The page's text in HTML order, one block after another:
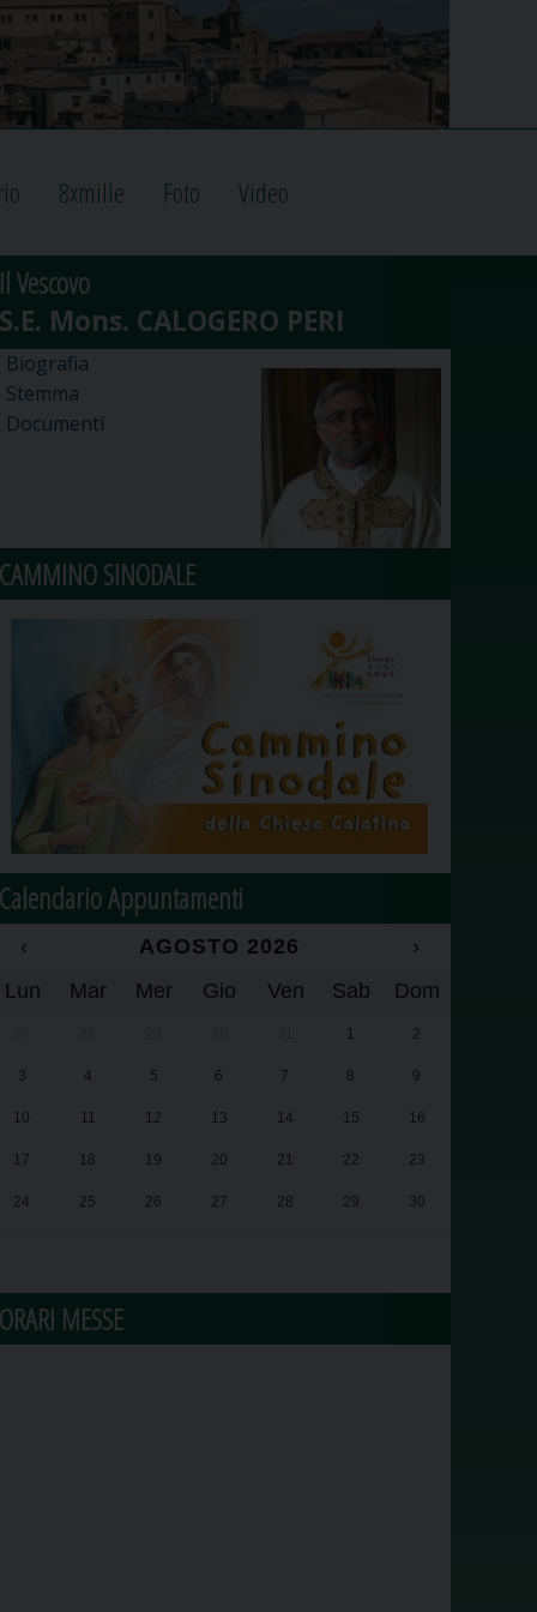
8xmille Foto Video
Il Vescovo
Biografia
Stemma
Documenti
CAMMINO SINODALE
Calendario Appuntamenti
‹ AGOSTO 2026
›
Lun
Mar Mer Gio Ven Sab Dom
1 2
3 4 5 6 7 8 9
10 11 12 13 14 15 16
17 18 19 20 21 22 23
24 25 26 27 28 29 30
ORARI MESSE